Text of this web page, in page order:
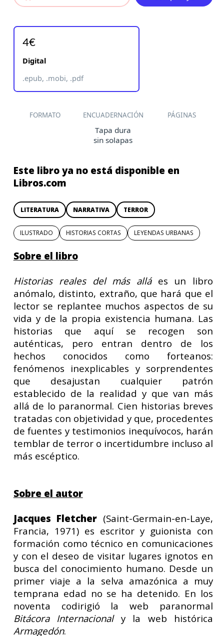
4€
Digital
.epub, .mobi, .pdf
FORMATO ENCUADERNACIÓN PÁGINAS
Tapa dura
sin solapas
Este libro ya no está disponible en
Libros.com
LITERATURA NARRATIVA TERROR
ILUSTRADO HISTORIAS CORTAS LEYENDAS URBANAS
Sobre el libro
Historias reales del más alláes un libro
anómalo, distinto, extraño, que hará que el
lector se replantee muchos aspectos de su
vida y de la propia existencia humana. Las
historias que aquí se recogen son
auténticas, pero entran dentro de los
hechos conocidos como forteanos:
fenómenos inexplicables y sorprendentes
que desajustan cualquier patrón
establecido de la realidad y que van más
allá de lo paranormal. Cien historias breves
tratadas con objetividad y que, procedentes
de fuentes y testimonios inequívocos, harán
temblar de terror o incertidumbre incluso al
más escéptico.
Sobre el autor
Jacques Fletcher (Saint-Germain-en-Laye,
Francia, 1971) es escritor y guionista con
formación como técnico en comunicaciones
y con el deseo de visitar lugares ignotos en
busca del conocimiento humano. Desde un
primer viaje a la selva amazónica a muy
temprana edad no se ha detenido. En los
noventa codirigió la web paranormal
Bitácora Internacionaly la web histórica
Armagedón.